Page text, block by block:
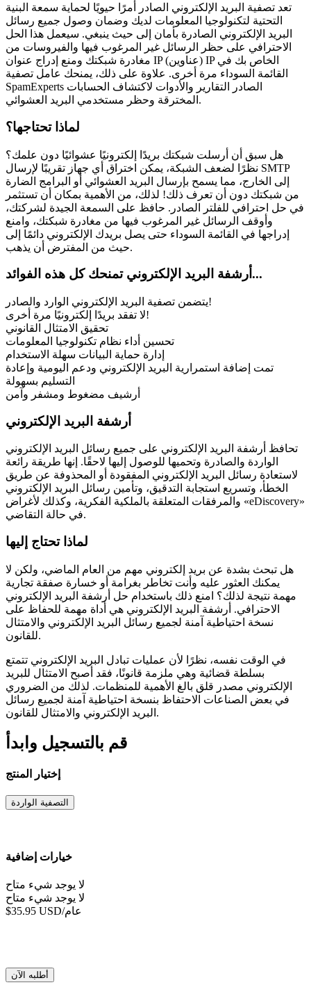
تعد تصفية البريد الإلكتروني الصادر أمرًا حيويًا لحماية سمعة البنية
التحتية لتكنولوجيا المعلومات لديك وضمان وصول جميع رسائل
البريد الإلكتروني الصادرة بأمان إلى حيث ينبغي. سيعمل هذا الحل
الاحترافي على حظر الرسائل غير المرغوب فيها والفيروسات من
مغادرة شبكتك ومنع إدراج عنوان IP (عناوين) IP الخاص بك في
القائمة السوداء مرة أخرى. علاوة على ذلك، يمنحك عامل تصفية
SpamExperts الصادر التقارير والأدوات لاكتشاف الحسابات
المخترقة وحظر مستخدمي البريد العشوائي.
لماذا تحتاجها؟
هل سبق أن أرسلت شبكتك بريدًا إلكترونيًا عشوائيًا دون علمك؟
نظرًا لضعف الشبكة، يمكن اختراق أي جهاز تقريبًا لإرسال SMTP
إلى الخارج، مما يسمح بإرسال البريد العشوائي أو البرامج الضارة
من شبكتك دون أن تعرف ذلك! لذلك، من الأهمية بمكان أن تستثمر
في حل احترافي للفلتر الصادر. حافظ على السمعة الجيدة لشركتك،
وأوقف الرسائل غير المرغوب فيها من مغادرة شبكتك، وامنع
إدراجها في القائمة السوداء حتى يصل بريدك الإلكتروني دائمًا إلى
حيث من المفترض أن يذهب.
أرشفة البريد الإلكتروني تمنحك كل هذه الفوائد...
يتضمن تصفية البريد الإلكتروني الوارد والصادر!
لا تفقد بريدًا إلكترونيًا مرة أخرى!
تحقيق الامتثال القانوني
تحسين أداء نظام تكنولوجيا المعلومات
إدارة حماية البيانات سهلة الاستخدام
تمت إضافة استمرارية البريد الإلكتروني ودعم اليومية وإعادة
التسليم بسهولة
أرشيف مضغوط ومشفر وآمن
أرشفة البريد الإلكتروني
تحافظ أرشفة البريد الإلكتروني على جميع رسائل البريد الإلكتروني
الواردة والصادرة وتحميها للوصول إليها لاحقًا. إنها طريقة رائعة
لاستعادة رسائل البريد الإلكتروني المفقودة أو المحذوفة عن طريق
الخطأ، وتسريع استجابة التدقيق، وتأمين رسائل البريد الإلكتروني
والمرفقات المتعلقة بالملكية الفكرية، وكذلك لأغراض «eDiscovery»
في حالة التقاضي.
لماذا تحتاج إليها
هل تبحث بشدة عن بريد إلكتروني مهم من العام الماضي، ولكن لا
يمكنك العثور عليه وأنت تخاطر بغرامة أو خسارة صفقة تجارية
مهمة نتيجة لذلك؟ امنع ذلك باستخدام حل أرشفة البريد الإلكتروني
الاحترافي. أرشفة البريد الإلكتروني هي أداة مهمة للحفاظ على
نسخة احتياطية آمنة لجميع رسائل البريد الإلكتروني والامتثال
للقانون.
في الوقت نفسه، نظرًا لأن عمليات تبادل البريد الإلكتروني تتمتع
بسلطة قضائية وهي ملزمة قانونًا، فقد أصبح الامتثال للبريد
الإلكتروني مصدر قلق بالغ الأهمية للمنظمات. لذلك من الضروري
في بعض الصناعات الاحتفاظ بنسخة احتياطية آمنة لجميع رسائل
البريد الإلكتروني والامتثال للقانون.
قم بالتسجيل وابدأ
إختيار المنتج
التصفية الواردة
خيارات إضافية
لا يوجد شيء متاح
لا يوجد شيء متاح
$35.95 USD/عام
أطلبه الآن